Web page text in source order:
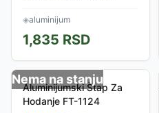
Primenjiv za obe ruke.
◈aluminijum
1,835 RSD
Nema na stanju
Aluminijumski Štap Za
Hodanje FT-1124